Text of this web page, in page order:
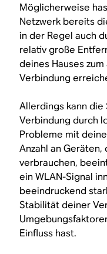
Möglicherweise
Netzwerk bereits
in der Regel auch
relativ große
deines Hauses
Verbindung
Allerdings kann
Verbindung durch
Probleme mit
Anzahl an
verbrauchen,
ein WLAN-Signal
beeindruckend
Stabilität deiner
Einfluss hast.